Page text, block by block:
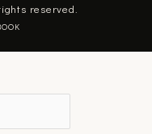
reserved.